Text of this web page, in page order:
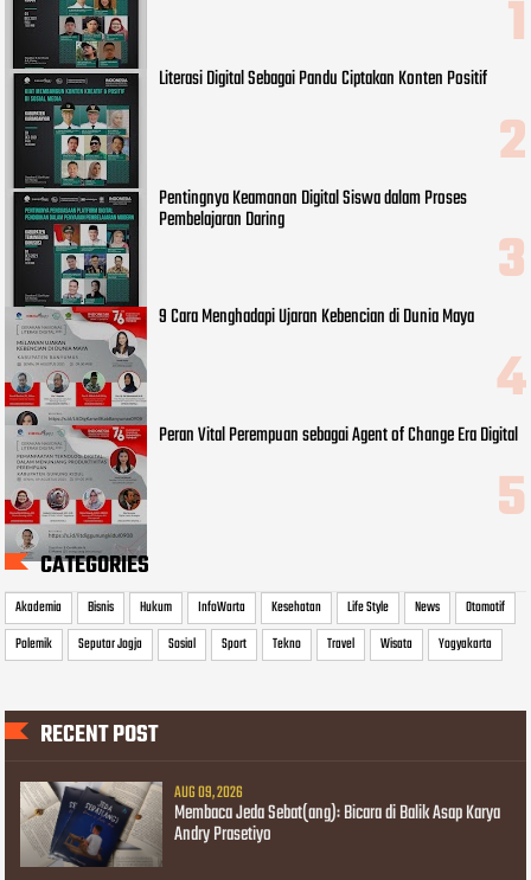
Literasi Digital Sebagai Pandu Ciptakan Konten Positif
Pentingnya Keamanan Digital Siswa dalam Proses
Pembelajaran Daring
9 Cara Menghadapi Ujaran Kebencian di Dunia Maya
Peran Vital Perempuan sebagai Agent of Change Era Digital
CATEGORIES
Akademia Bisnis Hukum InfoWarta Kesehatan Life Style News
Otomotif
Polemik
Seputar Jogja Sosial Sport Tekno Travel Wisata Yogyakarta
RECENT POST
AUG 09, 2026
Membaca Jeda Sebat(ang): Bicara di Balik Asap Karya
Andry Prasetiyo